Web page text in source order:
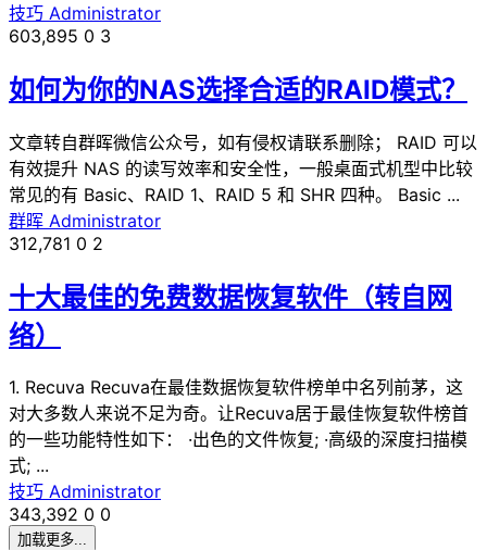
技巧 Administrator
603,895 0 3
如何为你的NAS选择合适的RAID模式？
文章转自群晖微信公众号，如有侵权请联系删除； RAID 可以
有效提升 NAS 的读写效率和安全性，一般桌面式机型中比较
常见的有 Basic、RAID 1、RAID 5 和 SHR 四种。 Basic ...
群晖 Administrator
312,781 0 2
十大最佳的免费数据恢复软件（转自网
络）
1. Recuva Recuva在最佳数据恢复软件榜单中名列前茅，这
对大多数人来说不足为奇。让Recuva居于最佳恢复软件榜首
的一些功能特性如下： ·出色的文件恢复; ·高级的深度扫描模
式; ...
技巧 Administrator
343,392 0 0
加载更多...